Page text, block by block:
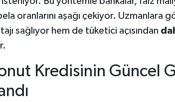
oranlarını aşağı çekiyor. Uzmanlara
sağlıyor hem de tüketici açısından
Kredisinin Güncel